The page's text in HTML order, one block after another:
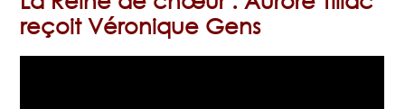
reçoit Véronique Gens